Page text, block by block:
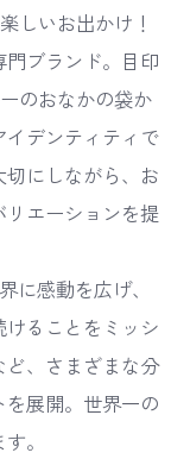
しいお出かけ！
ブランド。目印
のおなかの袋か
イデンティティで
にしながら、お
エーションを提
に感動を広げ、
ることをミッシ
ど、さまざまな分
展開。世界一の
。